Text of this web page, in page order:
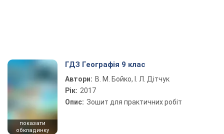
показати
обкладинку
ГДЗ Географія 9 клас
Автори: В. М. Бойко, І. Л. Дітчук
Рік: 2017
Опис: Зошит для практичних робіт